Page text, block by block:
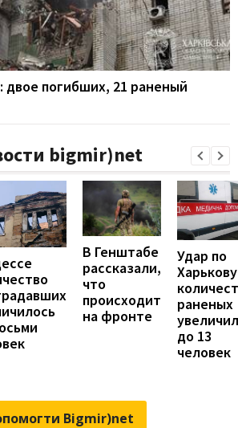
двое погибших, 21 раненый
bigmir)net
В Генштабе
рассказали,
что
происходит
на фронте
Удар по
раненых
до 13
человек
Bigmir)net